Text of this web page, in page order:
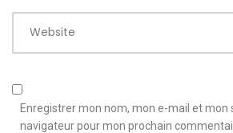
Website
Enregistrer mon nom, mon e-mail et mon
navigateur pour mon prochain